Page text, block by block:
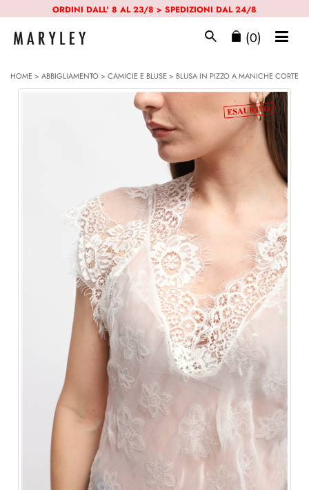
ORDINI DALL' 8 AL 23/8 > SPEDIZIONI DAL 24/8
(0)
HOME>ABBIGLIAMENTO>CAMICIE E BLUSE> BLUSA IN PIZZO A MANICHE CORTE